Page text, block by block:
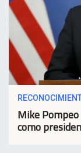
Mike Pompeo
como